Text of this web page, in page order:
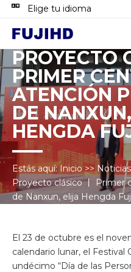
Elige tu idioma
PROYECTO
PRIMER
ATENCIÓN
DE
HENGDA
Estás aquí: Inicio>>Noticias
Proyecto clásico 丨 Primer
de Nanxun, elija Hengda
El 23 de octubre es el
calendario lunar, el
undécimo “Día de las